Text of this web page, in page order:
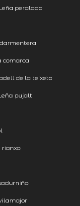
peralada
comarca
de la teixeta
pujalt
rianxo